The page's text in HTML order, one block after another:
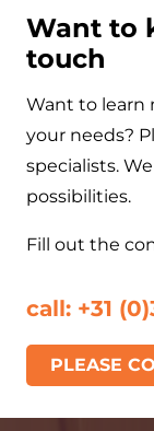
Want to
touch
Want to learn
your needs?
specialists.
possibilities.
Fill out the
call: +31
PLEASE